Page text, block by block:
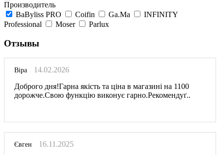
Производитель
BaByliss PRO
Coifin Ga.Ma
INFINITY
Professional
Moser Parlux
Отзывы
Віра
14.02.2026
Доброго дня!Гарна якість та ціна в магазині на 1100
дорожче.Свою функцію виконує гарно.Рекомендуґ..
Євген
16.11.2025